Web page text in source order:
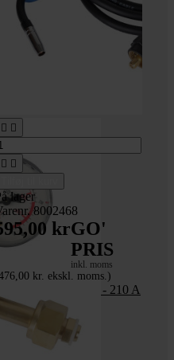
 
 
lager
8002468
krGO'
PRIS
inkl. moms
kr. ekskl. moms.)
Svejseslange 3 meter - 210 A